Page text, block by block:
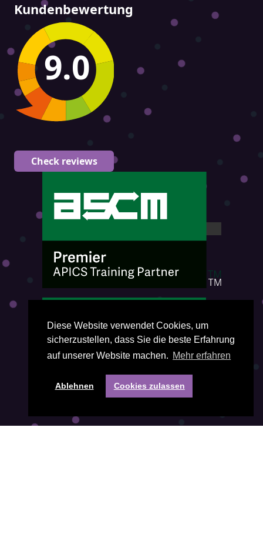
Diese Website verwendet Cookies, um
sicherzustellen, dass Sie die beste Erfahrung
auf unserer Website machen. Mehr erfahren
Ablehnen Cookies zulassen
Kundenbewertung
9.0
Check reviews
Fragen? Kontakt mit uns: